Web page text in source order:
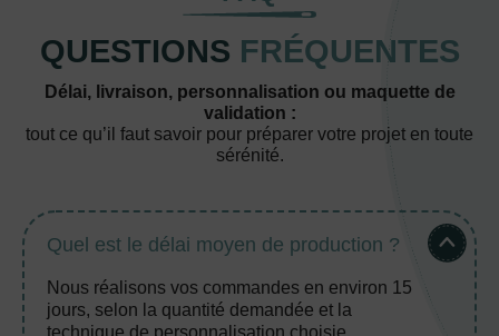
QUESTIONS FRÉQUENTES
Délai, livraison, personnalisation ou maquette de
validation :
tout ce qu’il faut savoir pour préparer votre projet en toute
sérénité.
Quel est le délai moyen de production ?
Nous réalisons vos commandes en environ 15
jours, selon la quantité demandée et la
technique de personnalisation choisie.